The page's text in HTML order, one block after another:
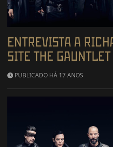
ENTREVISTA A
SITE THE GAUNTLET
PUBLICADO HÁ 17 ANOS